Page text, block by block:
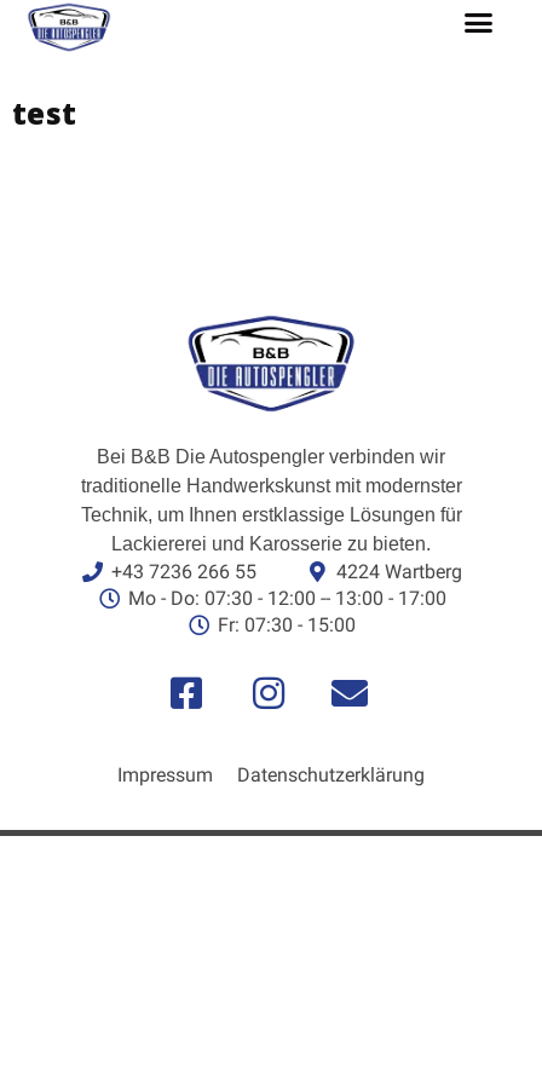
test
Bei B&B Die Autospengler verbinden wir
traditionelle Handwerkskunst mit modernster
Technik, um Ihnen erstklassige Lösungen für
Lackiererei und Karosserie zu bieten.
+43 7236 266 55
4224 Wartberg
Mo - Do: 07:30 - 12:00 -- 13:00 - 17:00
Fr: 07:30 - 15:00
Impressum Datenschutzerklärung